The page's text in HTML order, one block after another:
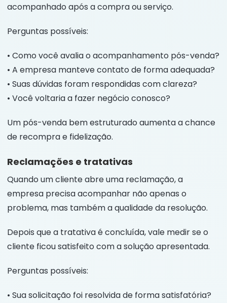
acompanhado após a compra ou serviço.
Perguntas possíveis:
• Como você avalia o acompanhamento pós-venda?
• A empresa manteve contato de forma adequada?
• Suas dúvidas foram respondidas com clareza?
• Você voltaria a fazer negócio conosco?
Um pós-venda bem estruturado aumenta a chance
de recompra e fidelização.
Reclamações e tratativas
Quando um cliente abre uma reclamação, a
empresa precisa acompanhar não apenas o
problema, mas também a qualidade da resolução.
Depois que a tratativa é concluída, vale medir se o
cliente ficou satisfeito com a solução apresentada.
Perguntas possíveis:
• Sua solicitação foi resolvida de forma satisfatória?